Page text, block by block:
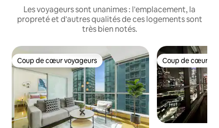
Les voyageurs sont unanimes : l'emplacement, la
propreté et d'autres qualités de ces logements sont
très bien notés.
Coup de cœur voyageurs
Coup de cœur voyageurs Coup de cœur
Coup de cœur